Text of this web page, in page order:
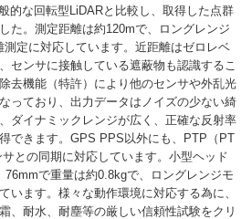
的な回転型LiDARと比較し、取得した点群
た。測定距離は約120mで、ロングレンジ
定に対応しています。近距離はゼロレベ
センサに接触している遮蔽物も認識するこ
去機能（特許）により他のセンサや外乱光
っており、出力データはノイズの少ない綺
ダイナミックレンジが広く、正確な反射率
できます。GPS PPS以外にも、PTP（PT
との同期に対応しています。小型ヘッド
で重量は約0.8kgで、ロングレンジモ
います。様々な動作環境に対応する為に、
、耐水、耐塵等の厳しい信頼性試験をクリ